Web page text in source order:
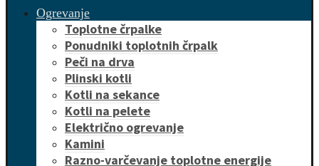
Ogrevanje
Toplotne črpalke
Ponudniki toplotnih črpalk
Peči na drva
Plinski kotli
Kotli na sekance
Kotli na pelete
Električno ogrevanje
Kamini
Razno-varčevanje toplotne energije